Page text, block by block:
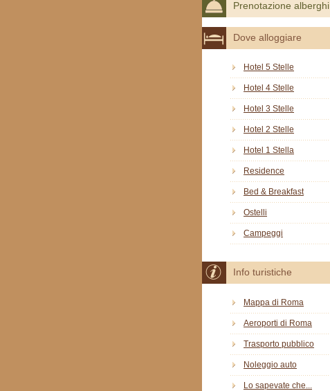
Prenotazione alberghi
Dove alloggiare
Hotel 5 Stelle
Hotel 4 Stelle
Hotel 3 Stelle
Hotel 2 Stelle
Hotel 1 Stella
Residence
Bed & Breakfast
Ostelli
Campeggi
Info turistiche
Mappa di Roma
Aeroporti di Roma
Trasporto pubblico
Noleggio auto
Lo sapevate che...